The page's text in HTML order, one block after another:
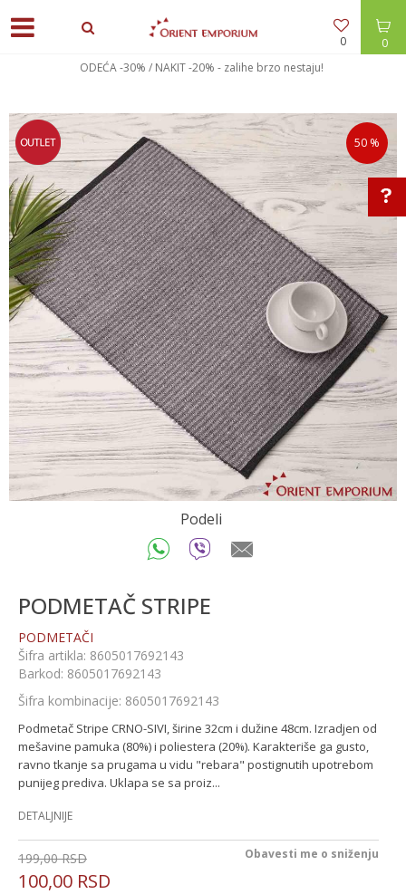
0
0
ODEĆA -30% / NAKIT -20% - zalihe brzo nestaju!
50 %
Podeli
PODMETAČ STRIPE
PODMETAČI
Šifra artikla: 8605017692143
Barkod: 8605017692143
Šifra kombinacije: 8605017692143
Podmetač Stripe CRNO-SIVI, širine 32cm i dužine 48cm. Izradjen od
mešavine pamuka (80%) i poliestera (20%). Karakteriše ga gusto,
ravno tkanje sa prugama u vidu "rebara" postignutih upotrebom
punijeg prediva. Uklapa se sa proiz...
DETALJNIJE
199,00 RSD
100,00 RSD
Obavesti me o sniženju